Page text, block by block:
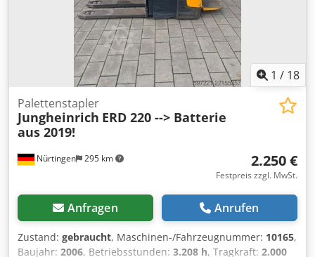
1 / 18
Nürtingen 295 km
Palettenstapler
Jungheinrich ERD 220 --> Batterie
aus 2019!
2.250 €
Festpreis zzgl. MwSt.
Anfragen Anrufen
Zustand: gebraucht, Maschinen-/Fahrzeugnummer: 10165,
Baujahr: 2006, Betriebsstunden: 3.208 h, Tragkraft: 2.000